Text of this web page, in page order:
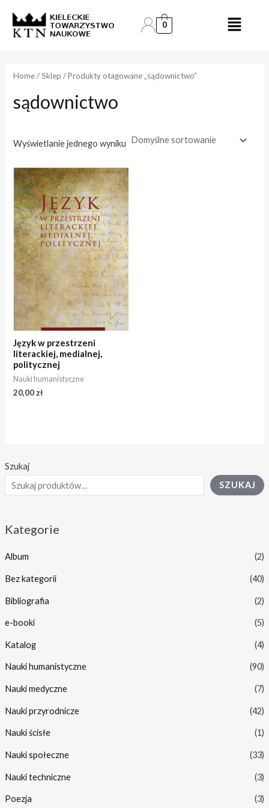
content
0
Szukaj
SZUKAJ
Kategorie
Album (2)
Bez kategorii (40)
Bibliografia (2)
e-booki (5)
Katalog (4)
Nauki humanistyczne (90)
Nauki medyczne (7)
Nauki przyrodnicze (42)
Nauki ścisłe (1)
Nauki społeczne (33)
Nauki techniczne (3)
Poezja (3)
Home/Sklep / Produkty otagowane „sądownictwo”
sądownictwo
Wyświetlanie jednego wyniku
Język w przestrzeni
literackiej, medialnej,
politycznej
Nauki humanistyczne
20,00 zł